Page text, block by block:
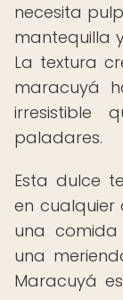
necesita
mantequilla
La textura
maracuyá
irresistible
paladares.
Esta dulce
en cualquier
una
una
Maracuyá